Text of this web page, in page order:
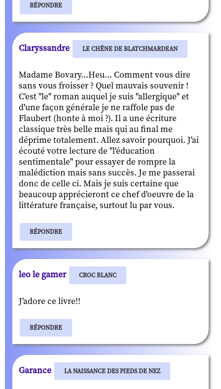
RÉPONDRE
Claryssandre LE CHÊNE DE BLATCHMARDEAN
Madame Bovary...Heu... Comment vous dire
sans vous froisser ? Quel mauvais souvenir !
C'est "le" roman auquel je suis "allergique" et
d'une façon générale je ne raffole pas de
Flaubert (honte à moi ?). Il a une écriture
classique très belle mais qui au final me
déprime totalement. Allez savoir pourquoi. J'ai
écouté votre lecture de "l'éducation
sentimentale" pour essayer de rompre la
malédiction mais sans succès. Je me passerai
donc de celle ci. Mais je suis certaine que
beaucoup apprécieront ce chef d'oeuvre de la
littérature française, surtout lu par vous.
RÉPONDRE
leo le gamer CROC BLANC
J'adore ce livre!!
RÉPONDRE
Garance LA NAISSANCE DES PIEDS DE NEZ